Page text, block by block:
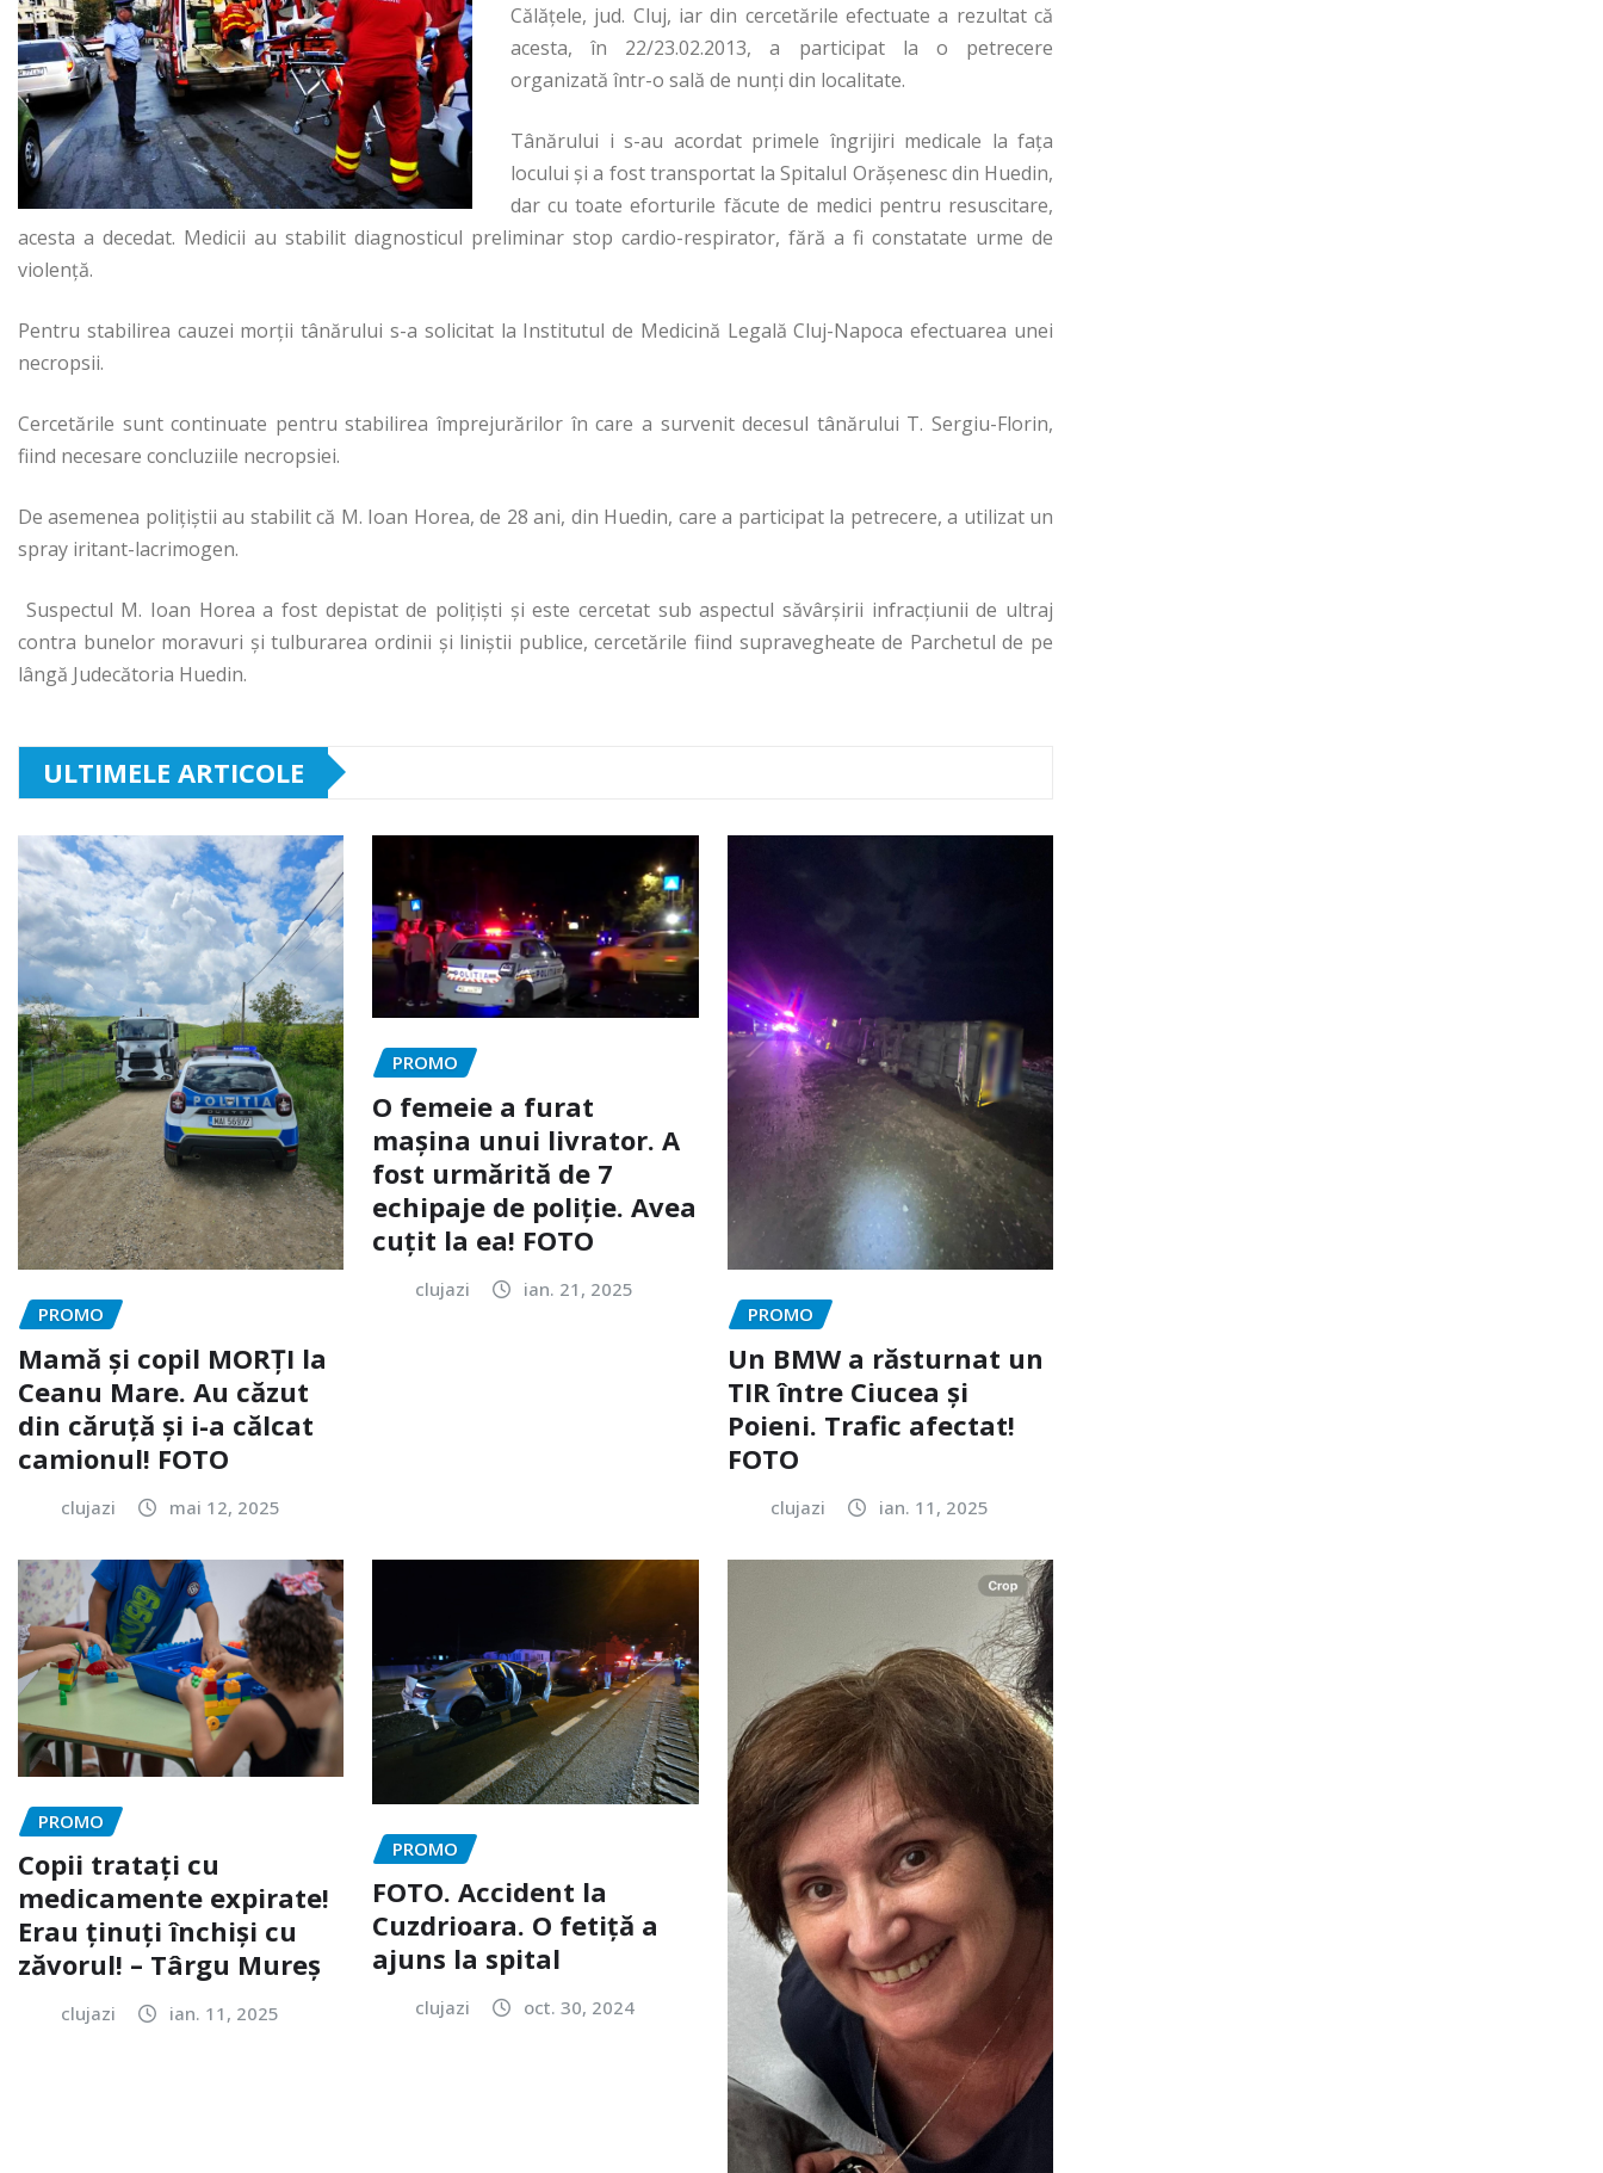
Călăţele, jud. Cluj, iar din cercetările efectuate a rezultat că
acesta, în 22/23.02.2013, a participat la o petrecere
organizată într-o sală de nunţi din localitate.
Tânărului i s-au acordat primele îngrijiri medicale la faţa
locului şi a fost transportat la Spitalul Orăşenesc din Huedin,
dar cu toate eforturile făcute de medici pentru resuscitare,
acesta a decedat. Medicii au stabilit diagnosticul preliminar stop cardio-respirator, fără a fi constatate urme de
violenţă.
Pentru stabilirea cauzei morţii tânărului s-a solicitat la Institutul de Medicină Legală Cluj-Napoca efectuarea unei
necropsii.
Cercetările sunt continuate pentru stabilirea împrejurărilor în care a survenit decesul tânărului T. Sergiu-Florin,
fiind necesare concluziile necropsiei.
De asemenea poliţiştii au stabilit că M. Ioan Horea, de 28 ani, din Huedin, care a participat la petrecere, a utilizat un
spray iritant-lacrimogen.
Suspectul M. Ioan Horea a fost depistat de poliţişti şi este cercetat sub aspectul săvârşirii infracţiunii de ultraj
contra bunelor moravuri şi tulburarea ordinii şi liniştii publice, cercetările fiind supravegheate de Parchetul de pe
lângă Judecătoria Huedin.
ULTIMELE ARTICOLE
PROMO
Mamă și copil MORȚI la
Ceanu Mare. Au căzut
din căruță și i-a călcat
camionul! FOTO
clujazi mai 12, 2025
PROMO
O femeie a furat
mașina unui livrator. A
fost urmărită de 7
echipaje de poliție. Avea
cuțit la ea! FOTO
clujazi
ian. 21, 2025
PROMO
Un BMW a răsturnat un
TIR între Ciucea și
Poieni. Trafic afectat!
FOTO
clujazi ian. 11, 2025
PROMO
Copii tratați cu
medicamente expirate!
Erau ținuți închiși cu
zăvorul! – Târgu Mureș
clujazi ian. 11, 2025
PROMO
FOTO. Accident la
Cuzdrioara. O fetiță a
ajuns la spital
clujazi oct. 30, 2024